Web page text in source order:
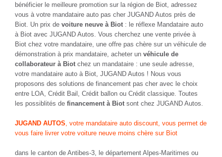
bénéficier le meilleure promotion sur la région de Biot, adressez
vous à votre mandataire auto pas cher JUGAND Autos près de
Biot. Un prix de voiture neuve à Biot : le réflexe Mandataire auto
à Biot avec JUGAND Autos. Vous cherchez une vente privée à
Biot chez votre mandataire, une offre pas chère sur un véhicule de
démonstration à prix mandataire, acheter un véhicule de
collaborateur à Biot chez un mandataire : une seule adresse,
votre mandataire auto à Biot, JUGAND Autos ! Nous vous
proposons des solutions de financement pas cher avec le choix
entre LOA, Crédit Bail, Crédit ballon ou Crédit classique. Toutes
les possiblités de financement à Biot sont chez JUGAND Autos.
JUGAND AUTOS , votre mandataire auto discount, vous permet de
vous faire livrer votre voiture neuve moins chère sur Biot
dans le canton de Antibes-3, le département Alpes-Maritimes ou